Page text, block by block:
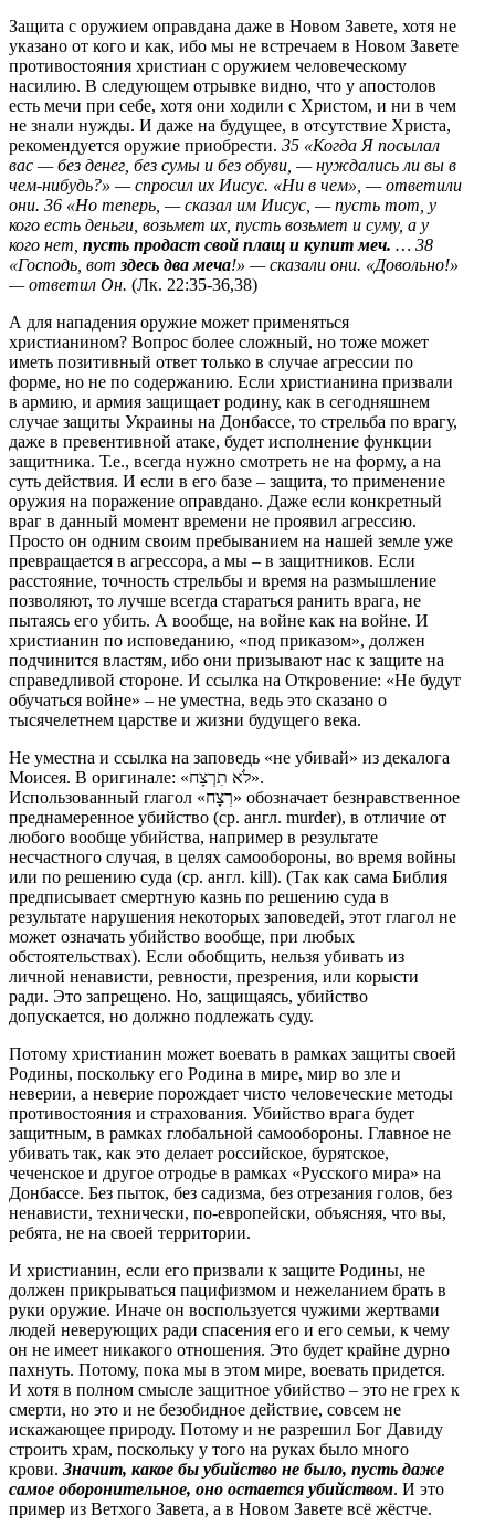
Защита с оружием оправдана даже в Новом Завете, хотя не
указано от кого и как, ибо мы не встречаем в Новом Завете
противостояния христиан с оружием человеческому
насилию. В следующем отрывке видно, что у апостолов
есть мечи при себе, хотя они ходили с Христом, и ни в чем
не знали нужды. И даже на будущее, в отсутствие Христа,
рекомендуется оружие приобрести. 35 «Когда Я посылал
вас — без денег, без сумы и без обуви, — нуждались ли вы в
чем‑нибудь?» — спросил их Иисус. «Ни в чем», — ответили
они. 36 «Но теперь, — сказал им Иисус, — пусть тот, у
кого есть деньги, возьмет их, пусть возьмет и суму, а у
кого нет, пусть продаст свой плащ и купит меч. … 38
«Господь, вот здесь два меча!» — сказали они. «Довольно!»
— ответил Он. (Лк. 22:35-36,38)
А для нападения оружие может применяться
христианином? Вопрос более сложный, но тоже может
иметь позитивный ответ только в случае агрессии по
форме, но не по содержанию. Если христианина призвали
в армию, и армия защищает родину, как в сегодняшнем
случае защиты Украины на Донбассе, то стрельба по врагу,
даже в превентивной атаке, будет исполнение функции
защитника. Т.е., всегда нужно смотреть не на форму, а на
суть действия. И если в его базе – защита, то применение
оружия на поражение оправдано. Даже если конкретный
враг в данный момент времени не проявил агрессию.
Просто он одним своим пребыванием на нашей земле уже
превращается в агрессора, а мы – в защитников. Если
расстояние, точность стрельбы и время на размышление
позволяют, то лучше всегда стараться ранить врага, не
пытаясь его убить. А вообще, на войне как на войне. И
христианин по исповеданию, «под приказом», должен
подчинится властям, ибо они призывают нас к защите на
справедливой стороне. И ссылка на Откровение: «Не будут
обучаться войне» – не уместна, ведь это сказано о
тысячелетнем царстве и жизни будущего века.
Не уместна и ссылка на заповедь «не убивай» из декалога
Моисея. В оригинале: «לֹא תִרְצָח».
Использованный глагол «רְצָח» обозначает безнравственное
преднамеренное убийство (ср. англ. murder), в отличие от
любого вообще убийства, например в результате
несчастного случая, в целях самообороны, во время войны
или по решению суда (ср. англ. kill). (Так как сама Библия
предписывает смертную казнь по решению суда в
результате нарушения некоторых заповедей, этот глагол не
может означать убийство вообще, при любых
обстоятельствах). Если обобщить, нельзя убивать из
личной ненависти, ревности, презрения, или корысти
ради. Это запрещено. Но, защищаясь, убийство
допускается, но должно подлежать суду.
Потому христианин может воевать в рамках защиты своей
Родины, поскольку его Родина в мире, мир во зле и
неверии, а неверие порождает чисто человеческие методы
противостояния и страхования. Убийство врага будет
защитным, в рамках глобальной самообороны. Главное не
убивать так, как это делает российское, бурятское,
чеченское и другое отродье в рамках «Русского мира» на
Донбассе. Без пыток, без садизма, без отрезания голов, без
ненависти, технически, по-европейски, объясняя, что вы,
ребята, не на своей территории.
И христианин, если его призвали к защите Родины, не
должен прикрываться пацифизмом и нежеланием брать в
руки оружие. Иначе он воспользуется чужими жертвами
людей неверующих ради спасения его и его семьи, к чему
он не имеет никакого отношения. Это будет крайне дурно
пахнуть. Потому, пока мы в этом мире, воевать придется.
И хотя в полном смысле защитное убийство – это не грех к
смерти, но это и не безобидное действие, совсем не
искажающее природу. Потому и не разрешил Бог Давиду
строить храм, поскольку у того на руках было много
крови. Значит, какое бы убийство не было, пусть даже
самое оборонительное, оно остается убийством. И это
пример из Ветхого Завета, а в Новом Завете всё жёстче.